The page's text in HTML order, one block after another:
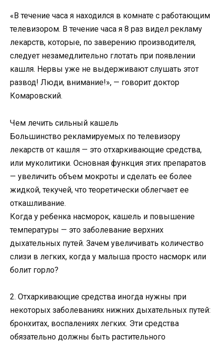
«В течение часа я находился в комнате с работающим
телевизором. В течение часа я 8 раз видел рекламу
лекарств, которые, по заверению производителя,
следует незамедлительно глотать при появлении
кашля. Нервы уже не выдерживают слушать этот
развод! Люди, внимание!», — говорит доктор
Комаровский.
Чем лечить сильный кашель
Большинство рекламируемых по телевизору
лекарств от кашля — это отхаркивающие средства,
или муколитики. Основная функция этих препаратов
— увеличить объем мокроты и сделать ее более
жидкой, текучей, что теоретически облегчает ее
откашливание.
Когда у ребенка насморок, кашель и повышение
температуры — это заболевание верхних
дыхательных путей. Зачем увеличивать количество
слизи в легких, когда у малыша просто насморк или
болит горло?
2. Отхаркивающие средства иногда нужны при
некоторых заболеваниях нижних дыхательных путей:
бронхитах, воспалениях легких. Эти средства
обязательно должны быть растительного